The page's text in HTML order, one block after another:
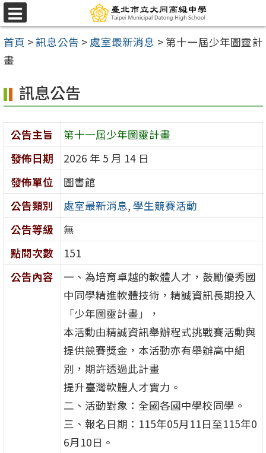
跳
至
主
要
容
區
選
單
首頁 >訊息公告 > 處室最新消息 > 第十一屆少年圖靈計
畫
訊息公告
公告主旨
第十一屆少年圖靈計畫
發佈日期
2026 年 5 月 14 日
發佈單位
圖書館
公告類別
處室最新消息, 學生競賽活動
公告等級
無
點閱次數
151
公告內容
一、為培育卓越的軟體人才，鼓勵優秀國
中同學精進軟體技術，精誠資訊長期投入
「少年圖靈計畫」，
本活動由精誠資訊舉辦程式挑戰賽活動與
提供競賽獎金，本活動亦有舉辦高中組
別，期許透過此計畫
提升臺灣軟體人才實力。
二、活動對象：全國各國中學校同學。
三、報名日期：115年05月11日至115年0
6月10日。